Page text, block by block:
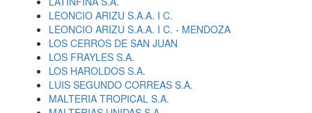
LEONCIO ARIZU S.A.A. I C.
LEONCIO ARIZU S.A.A. I C. - MENDOZA
LOS CERROS DE SAN JUAN
LOS FRAYLES S.A.
LOS HAROLDOS S.A.
LUIS SEGUNDO CORREAS S.A.
MALTERIA TROPICAL S.A.